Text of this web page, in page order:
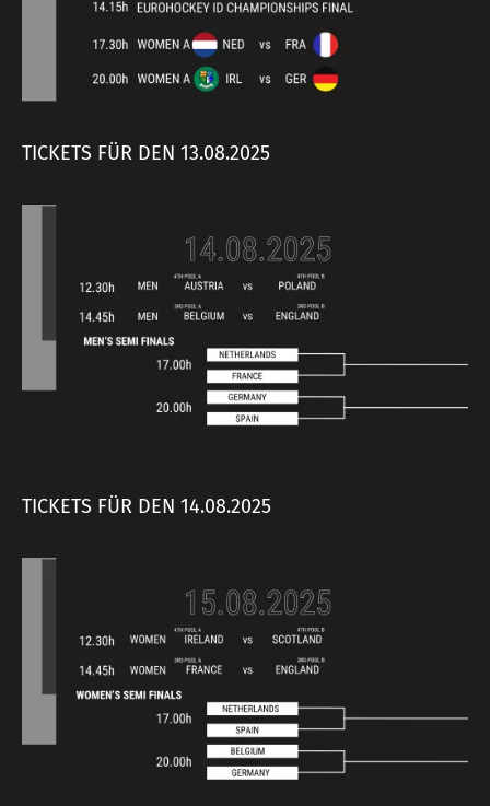
TICKETS FÜR DEN 13.08.2025
TICKETS FÜR DEN 14.08.2025